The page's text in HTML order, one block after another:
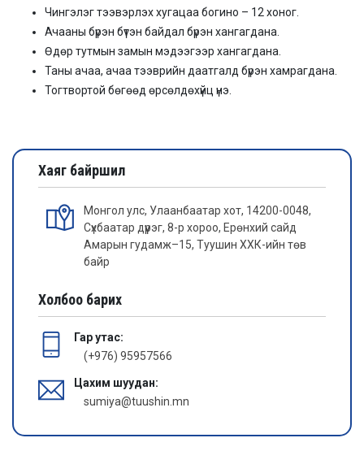
Чингэлэг тээвэрлэх хугацаа богино – 12 хоног.
Ачааны бүрэн бүтэн байдал бүрэн хангагдана.
Өдөр тутмын замын мэдээгээр хангагдана.
Таны ачаа, ачаа тээврийн даатгалд бүрэн хамрагдана.
Тогтвортой бөгөөд өрсөлдөхүйц үнэ.
Хаяг байршил
Монгол улс, Улаанбаатар хот, 14200-0048,
Сүхбаатар дүүрэг, 8-р хороо, Ерөнхий сайд
Амарын гудамж–15, Туушин ХХК-ийн төв
байр
Холбоо барих
Гар утас:
(+976) 95957566
Цахим шуудан:
sumiya@tuushin.mn